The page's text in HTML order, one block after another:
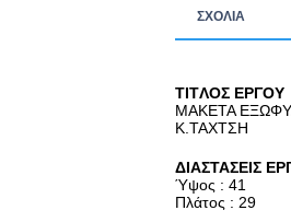
ΣΧΟΛΙΑ
TITΛΟΣ ΕΡΓΟΥ
ΜΑΚΕΤΑ
Κ.ΤΑΧΤΣΗ
ΔΙΑΣΤΑΣΕΙΣ
Ύψος : 41
Πλάτος : 29